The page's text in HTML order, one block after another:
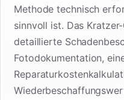
Methode technisch
sinnvoll ist. Das
detaillierte
Fotodokumentation,